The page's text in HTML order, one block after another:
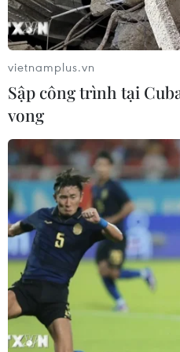
#COVID-19 #bức tranh
#mở cửa trở lại
Theo dõi VietnamPlus
TIN LIÊN QUAN
vietnamplus.vn
Sập công trình tại
vong